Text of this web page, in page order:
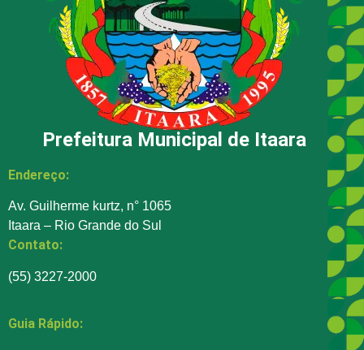
Prefeitura Municipal de Itaara
Endereço:
Av. Guilherme kurtz, n° 1065
Itaara – Rio Grande do Sul
Contato:
(55) 3227-2000
Guia Rápido: